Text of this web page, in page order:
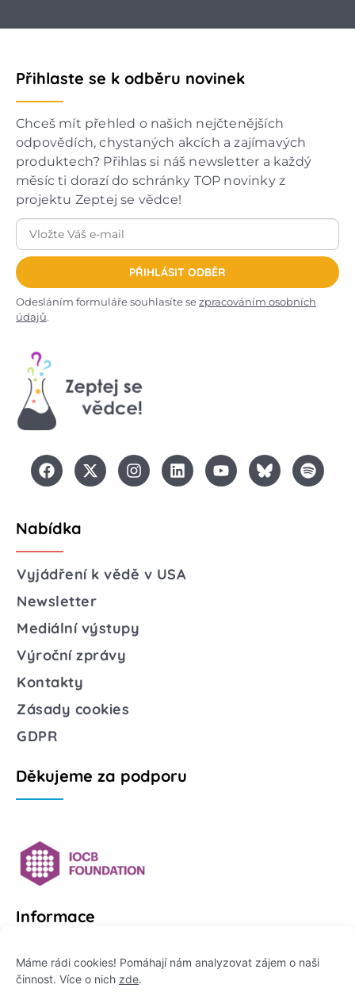
Máme rádi cookies! Pomáhají nám analyzovat zájem o naši
činnost. Více o nich zde.
Přihlaste se k odběru novinek
Chceš mít přehled o našich nejčtenějších
odpovědích, chystaných akcích a zajímavých
produktech? Přihlas si náš newsletter a každý
měsíc ti dorazí do schránky TOP novinky z
projektu Zeptej se vědce!
PŘIHLÁSIT ODBĚR
Odesláním formuláře souhlasíte sezpracováním osobních
údajů.
Nabídka
Vyjádření k vědě v USA
Newsletter
Mediální výstupy
Výroční zprávy
Kontakty
Zásady cookies
GDPR
Děkujeme za podporu
Informace
Platformu Zeptej se vědce provozuje: